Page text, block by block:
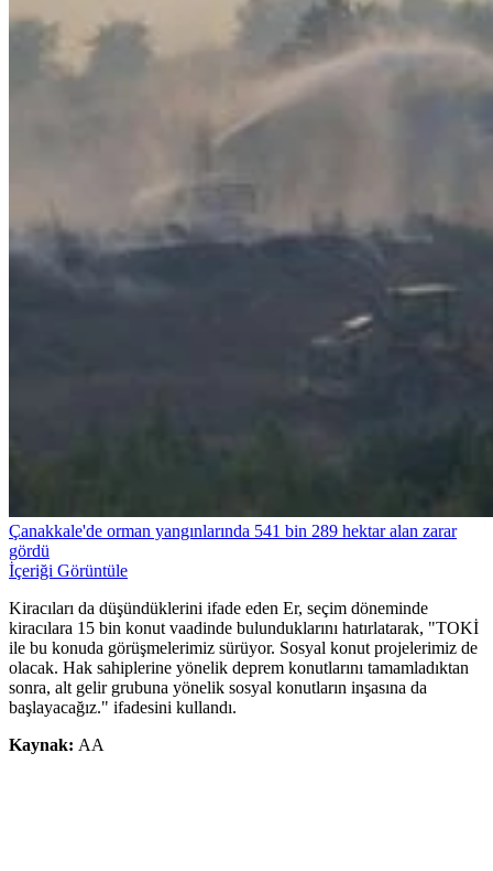
Çanakkale'de orman yangınlarında 541 bin 289 hektar alan zarar
gördü
İçeriği Görüntüle
Kiracıları da düşündüklerini ifade eden Er, seçim döneminde
kiracılara 15 bin konut vaadinde bulunduklarını hatırlatarak, "TOKİ
ile bu konuda görüşmelerimiz sürüyor. Sosyal konut projelerimiz de
olacak. Hak sahiplerine yönelik deprem konutlarını tamamladıktan
sonra, alt gelir grubuna yönelik sosyal konutların inşasına da
başlayacağız." ifadesini kullandı.
Kaynak: AA